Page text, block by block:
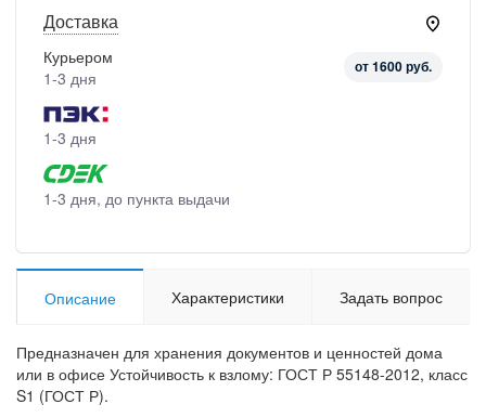
Доставка
Курьером
1-3 дня
от 1600 руб.
1-3 дня
1-3 дня, до пункта выдачи
Описание Характеристики Задать вопрос
Предназначен для хранения документов и ценностей дома
или в офисе Устойчивость к взлому: ГОСТ Р 55148-2012, класс
S1 (ГОСТ Р).